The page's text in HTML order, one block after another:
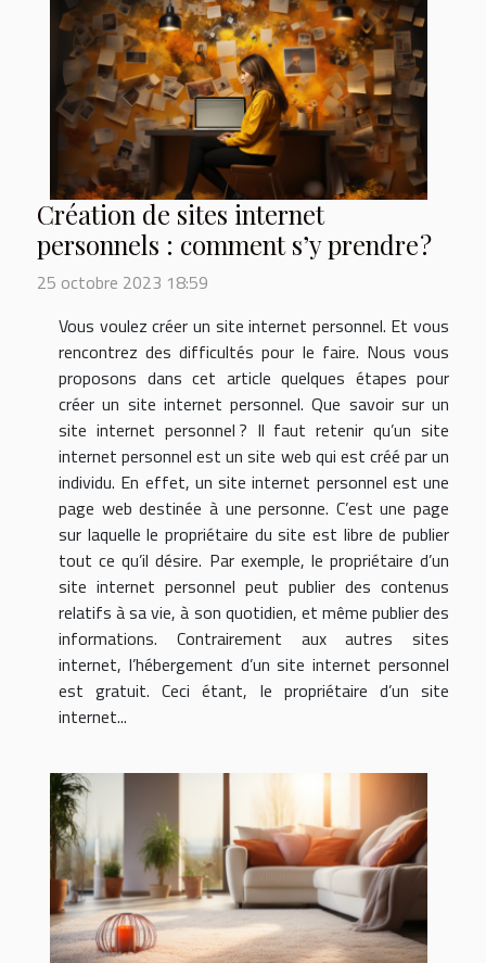
Création de sites internet
personnels : comment s’y prendre ?
25 octobre 2023 18:59
Vous voulez créer un site internet personnel. Et vous
rencontrez des difficultés pour le faire. Nous vous
proposons dans cet article quelques étapes pour
créer un site internet personnel. Que savoir sur un
site internet personnel ? Il faut retenir qu’un site
internet personnel est un site web qui est créé par un
individu. En effet, un site internet personnel est une
page web destinée à une personne. C’est une page
sur laquelle le propriétaire du site est libre de publier
tout ce qu’il désire. Par exemple, le propriétaire d’un
site internet personnel peut publier des contenus
relatifs à sa vie, à son quotidien, et même publier des
informations. Contrairement aux autres sites
internet, l’hébergement d’un site internet personnel
est gratuit. Ceci étant, le propriétaire d’un site
internet...